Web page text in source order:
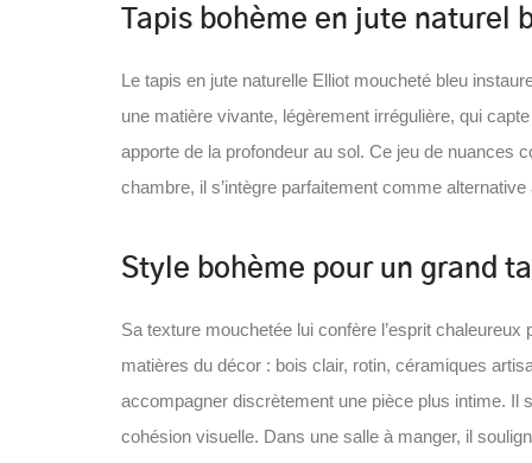
Tapis bohème en jute naturel
Le tapis en jute naturelle Elliot moucheté bleu
une matière vivante, légèrement irrégulière, qui
apporte de la profondeur au sol. Ce jeu de nuances
chambre, il s’intègre parfaitement comme
Style bohème pour un grand
Sa texture mouchetée lui confère l’esprit
matières du décor : bois clair, rotin, céramiques
accompagner discrètement une pièce plus intime. Il
cohésion visuelle. Dans une salle à manger, il